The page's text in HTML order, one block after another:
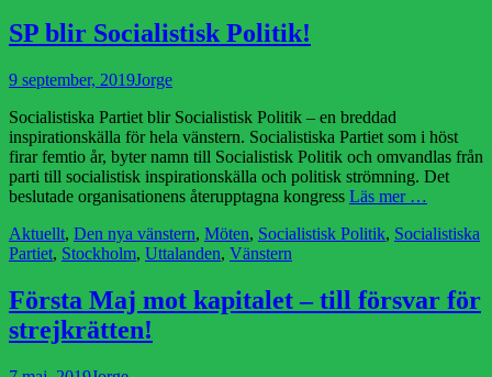
SP blir Socialistisk Politik!
Publicerad
9 september, 2019Författare
Jorge
Socialistiska Partiet blir Socialistisk Politik – en breddad
inspirationskälla för hela vänstern. Socialistiska Partiet som i höst
firar femtio år, byter namn till Socialistisk Politik och omvandlas från
parti till socialistisk inspirationskälla och politisk strömning. Det
beslutade organisationens återupptagna kongress Läs mer …
Kategorier
Aktuellt, Den nya vänstern, Möten, Socialistisk Politik, Socialistiska
Partiet, Stockholm, Uttalanden, Vänstern
Första Maj mot kapitalet – till försvar för
strejkrätten!